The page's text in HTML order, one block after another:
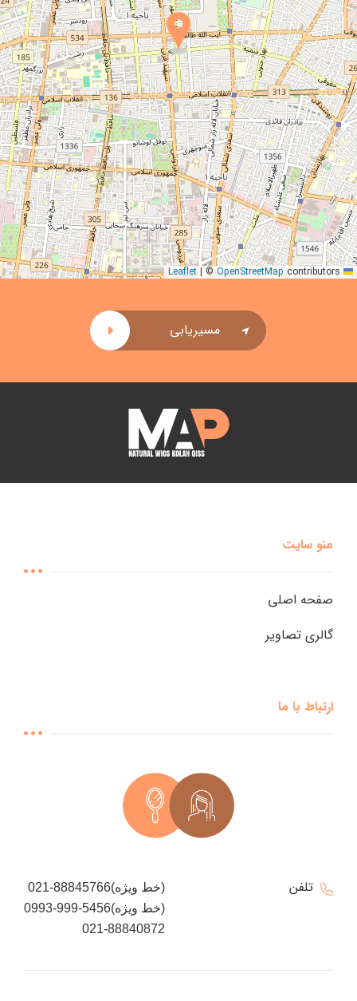
منو سایت
صفحه اصلی
گالری تصاویر
ارتباط با ما
تلفن
021-88845766(خط ویژه)
0993-999-5456(خط ویژه)
021-88840872
| © OpenStreetMapcontributors
مسیریابی